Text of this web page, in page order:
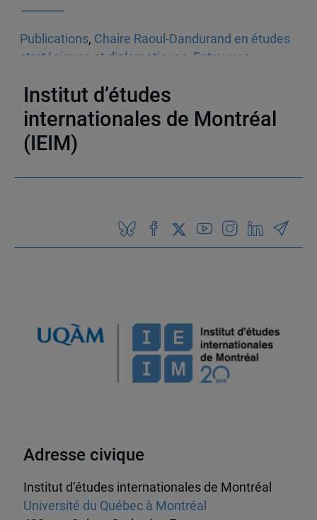
Publications, Chaire Raoul-Dandurand en études
stratégiques et diplomatiques Entrevues
Institut d’études
internationales de Montréal
(IEIM)
Adresse civique
Institut d’études internationales de Montréal
Université du Québec à Montréal